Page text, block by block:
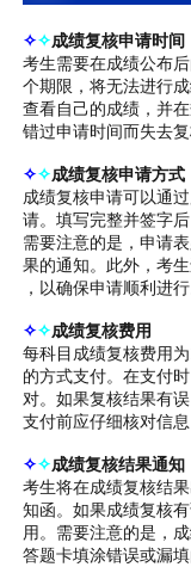
✧✧成绩复核申请时间
考生需要在成绩公布
个期限，将无法进行
查看自己的成绩，并
错过申请时间而失去复
✧✧成绩复核申请方式
成绩复核申请可以通
请。填写完整并签字
需要注意的是，申请
果的通知。此外，考
，以确保申请顺利进行
✧✧成绩复核费用
每科目成绩复核费用
的方式支付。在支付
对。如果复核结果有
支付前应仔细核对信
✧✧成绩复核结果通知
考生将在成绩复核结
知函。如果成绩复核
用。需要注意的是，
答题卡填涂错误或漏